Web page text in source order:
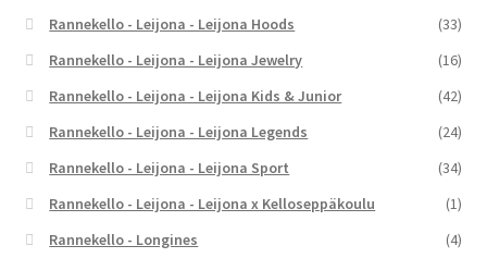
Rannekello - Leijona - Leijona Hoods
(33)
Rannekello - Leijona - Leijona Jewelry
(16)
Rannekello - Leijona - Leijona Kids & Junior
(42)
Rannekello - Leijona - Leijona Legends
(24)
Rannekello - Leijona - Leijona Sport
(34)
Rannekello - Leijona - Leijona x Kelloseppäkoulu
(1)
Rannekello - Longines
(4)